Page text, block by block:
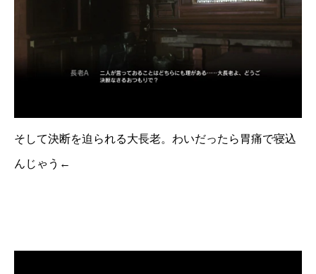
そして決断を迫られる大長老。わいだったら胃痛で寝込
んじゃう←